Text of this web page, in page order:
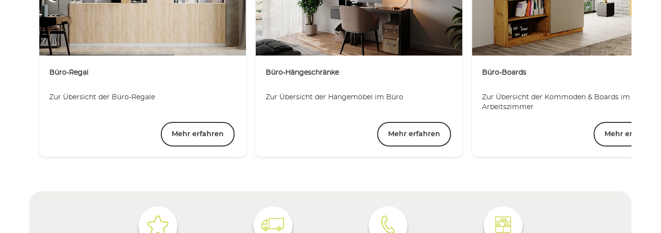
Büro-Regal
Zur Übersicht der Büro-Regale
Mehr erfahren
Büro-Hängeschränke
Zur Übersicht der Hängemöbel im Büro
Mehr erfahren
Büro-Boards
Zur Übersicht der Kommoden & Boards im
Arbeitszimmer
Mehr erfahren